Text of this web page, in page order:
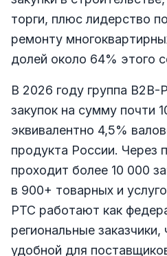
торги, плюс лидерство
ремонту
долей около 64% этого
В 2026 году группа
закупок на сумму почти
эквивалентно 4,5%
продукта России. Через
проходит более 10 000
в 900+ товарных и
РТС работают как
региональные
удобной для